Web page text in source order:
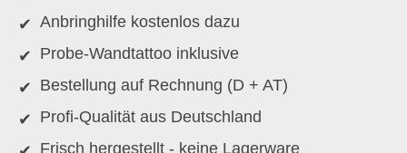
Anbringhilfe kostenlos dazu
Probe-Wandtattoo inklusive
Bestellung auf Rechnung (D + AT)
Profi-Qualität aus Deutschland
Frisch hergestellt - keine Lagerware